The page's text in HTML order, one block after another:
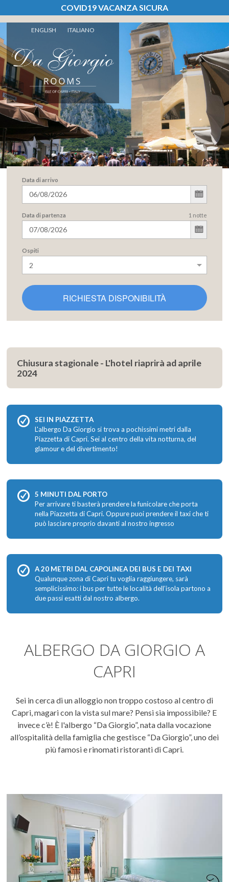
COVID19 VACANZA SICURA
ENGLISH ITALIANO
Data di arrivo
Data di partenza 1 notte
Ospiti
RICHIESTA DISPONIBILITÀ
Chiusura stagionale - L'hotel riaprirà ad aprile
2024
SEI IN PIAZZETTA
L'albergo Da Giorgio si trova a pochissimi metri dalla
Piazzetta di Capri. Sei al centro della vita notturna, del
glamour e del divertimento!
5 MINUTI DAL PORTO
Per arrivare ti basterà prendere la funicolare che porta
nella Piazzetta di Capri. Oppure puoi prendere il taxi che ti
può lasciare proprio davanti al nostro ingresso
A 20 METRI DAL CAPOLINEA DEI BUS E DEI TAXI
Qualunque zona di Capri tu voglia raggiungere, sarà
semplicissimo: i bus per tutte le località dell’isola partono a
due passi esatti dal nostro albergo.
ALBERGO DA GIORGIO A
CAPRI
Sei in cerca di un alloggio non troppo costoso al centro di
Capri, magari con la vista sul mare? Pensi sia impossibile? E
invece c’è! È l'albergo “Da Giorgio”, nata dalla vocazione
all’ospitalità della famiglia che gestisce “Da Giorgio”, uno dei
più famosi e rinomati ristoranti di Capri.